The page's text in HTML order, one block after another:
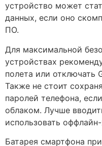
устройство может
данных, если оно
ПО.
Для максимальной
устройствах
полета или отключать
Также не стоит
паролей телефона,
облаком. Лучше
использовать
Батарея смартфона